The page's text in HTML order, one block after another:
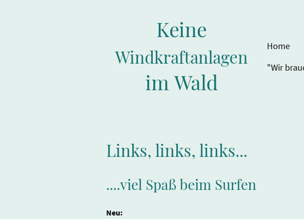
Keine
Windkraftanlagen
im Wald
Home
"Wir
Links, links, links...
....viel Spaß beim Surfen
Neu: